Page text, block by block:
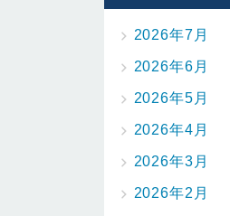
2026年7月
2026年6月
2026年5月
2026年4月
2026年3月
2026年2月